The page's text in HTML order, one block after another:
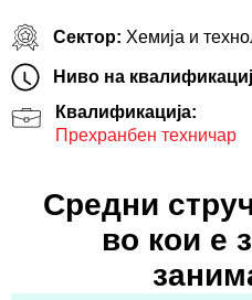
Сектор: Хемија и
Ниво на
Квалификација:
Прехранбен техничар
Средни
во кои е